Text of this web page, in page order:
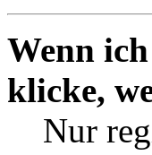
Wenn
klicke,
Nur